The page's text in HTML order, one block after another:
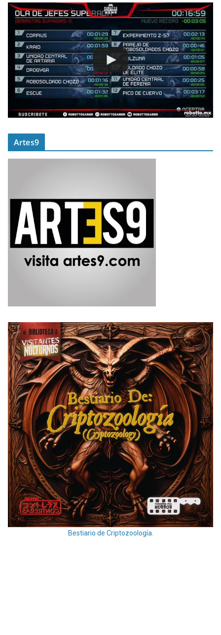
Artes9
Bestiario de Criptozoología.